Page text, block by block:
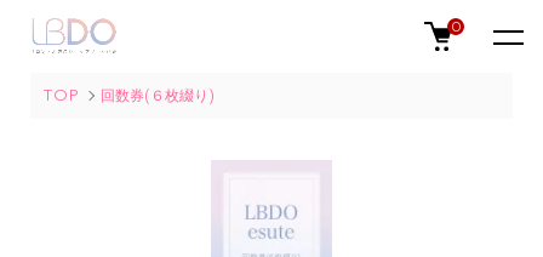
0
TOP 回数券(６枚綴り)